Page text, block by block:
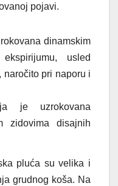
pojavi.
dinamskim
usled
naročito pri naporu i
je uzrokovana
zidovima disajnih
pluća su velika i
grudnog koša. Na